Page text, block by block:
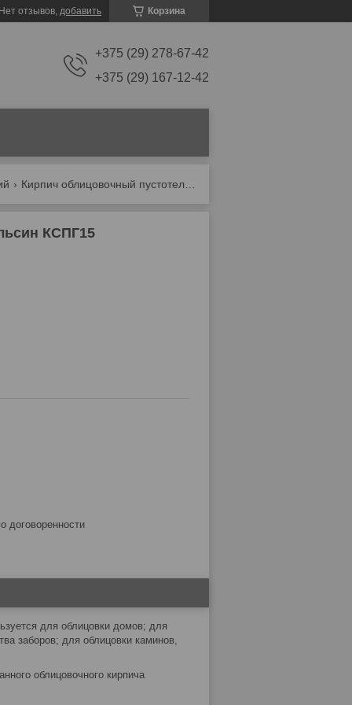
Корзина
Нет отзывов, добавить
+375 (29) 278-67-42
+375 (29) 167-12-42
КСПГ15
договоренности
для облицовки домов; для
заборов; для облицовки каминов,
облицовочного кирпича